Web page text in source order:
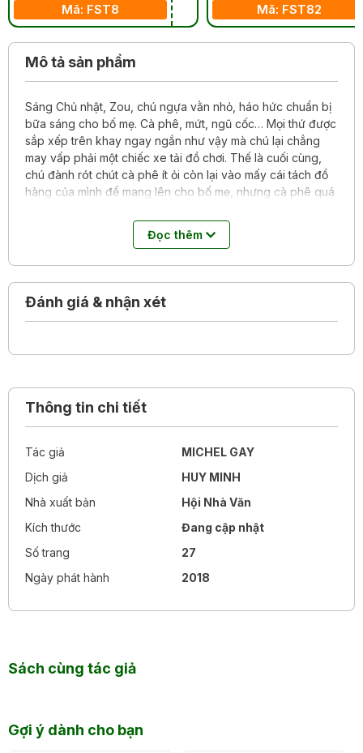
Mã: FST8 Mã: FST82
Mô tả sản phẩm
Sáng Chủ nhật, Zou, chú ngựa vằn nhỏ, háo hức chuẩn bị
bữa sáng cho bố mẹ. Cà phê, mứt, ngũ cốc… Mọi thứ được
sắp xếp trên khay ngay ngắn như vậy mà chú lại chẳng
may vấp phải một chiếc xe tải đồ chơi. Thế là cuối cùng,
chú đành rót chút cà phê ít ỏi còn lại vào mấy cái tách đồ
hàng của mình để mang lên cho bố mẹ, nhưng cà phê quá
Một câu chuyện vui tươi mà dịu dàng, được kể bởi một tác
Đọc thêm
Đánh giá & nhận xét
Thông tin chi tiết
Tác giả
MICHEL GAY
Dịch giả
HUY MINH
Nhà xuất bản
Hội Nhà Văn
Kích thước
Đang cập nhật
Số trang
27
Ngày phát hành
2018
Sách cùng tác giả
Gợi ý dành cho bạn